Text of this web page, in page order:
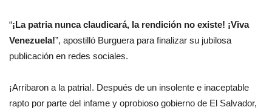
“¡La patria nunca claudicará, la rendición no existe! ¡Viva
Venezuela!”, apostilló Burguera para finalizar su jubilosa
publicación en redes sociales.
¡Arribaron a la patria!. Después de un insolente e inaceptable
rapto por parte del infame y oprobioso gobierno de El Salvador,